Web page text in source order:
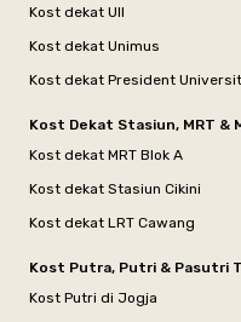
Kost dekat UII
Kost dekat Unimus
Kost dekat President
Kost Dekat Stasiun, MRT &
Kost dekat MRT Blok A
Kost dekat Stasiun Cikini
Kost dekat LRT Cawang
Kost Putra, Putri & Pasutri
Kost Putri di Jogja